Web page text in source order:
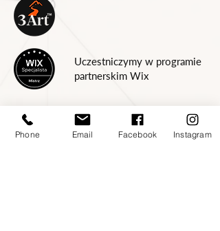
Uczestniczymy w programie
partnerskim Wix
Doceniasz nasze porady?
Postaw nam kawę
Phone Email Facebook Instagram